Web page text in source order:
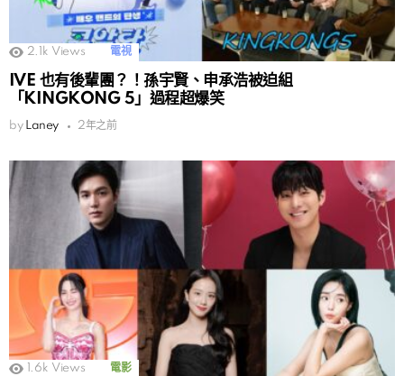
2.1k Views 電視
IVE 也有後輩團？！孫宇賢、申承浩被迫組
「KINGKONG 5」過程超爆笑
by Laney 2年之前
1.6k Views 電影